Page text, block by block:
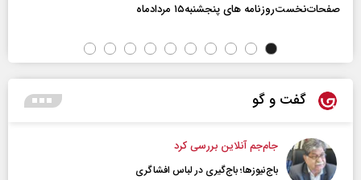
صفحات‌نخست‌روزنامه ها‌ی پنجشنبه‌۱۵ مردادماه
گفت و گو
جام‌جم آنلاین بررسی کرد
باج‌نیوزها؛ باج‌گیری در لباس افشاگری